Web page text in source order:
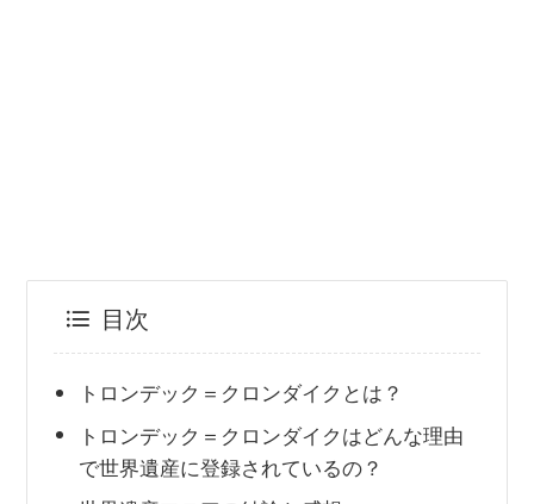
目次
トロンデック＝クロンダイクとは？
トロンデック＝クロンダイクはどんな理由
で世界遺産に登録されているの？